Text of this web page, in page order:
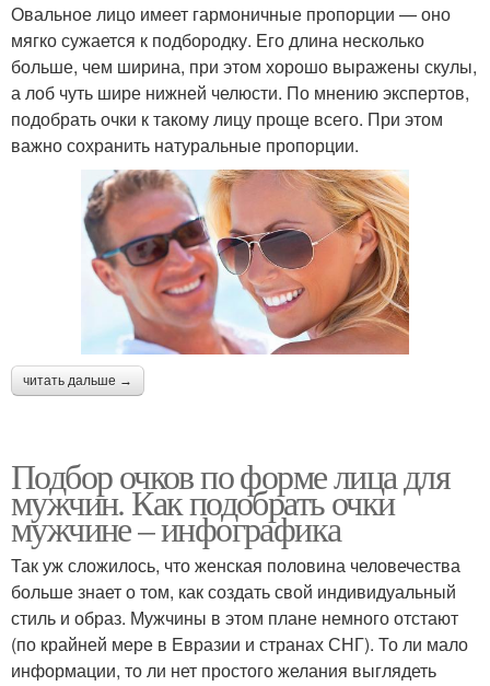
Овальное лицо имеет гармоничные пропорции — оно
мягко сужается к подбородку. Его длина несколько
больше, чем ширина, при этом хорошо выражены скулы,
а лоб чуть шире нижней челюсти. По мнению экспертов,
подобрать очки к такому лицу проще всего. При этом
важно сохранить натуральные пропорции.
читать дальше →
Подбор очков по форме лица для
мужчин. Как подобрать очки
мужчине – инфографика
Так уж сложилось, что женская половина человечества
больше знает о том, как создать свой индивидуальный
стиль и образ. Мужчины в этом плане немного отстают
(по крайней мере в Евразии и странах СНГ). То ли мало
информации, то ли нет простого желания выглядеть